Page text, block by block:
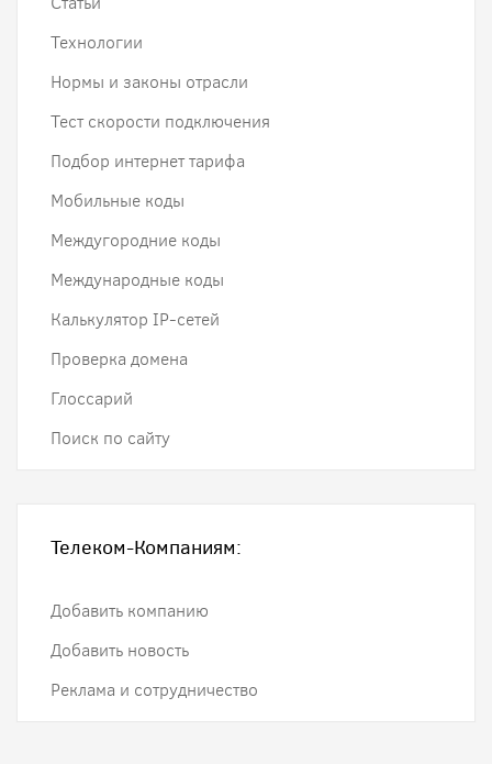
Технологии
Нормы и законы отрасли
Тест скорости подключения
Подбор интернет тарифа
Мобильные коды
Междугородние коды
Международные коды
Калькулятор IP-сетей
Проверка домена
Глоссарий
Поиск по сайту
Телеком-Компаниям:
Добавить компанию
Добавить новость
Реклама и сотрудничество